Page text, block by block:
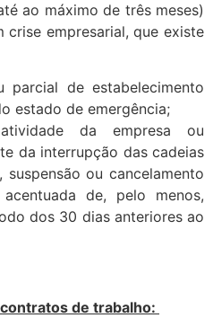
ao máximo de três meses)
​crise empresarial,​ que existe
de estabelecimento
estado de emergência;
da empresa ou
da interrupção das cadeias
ou cancelamento
de, pelo menos,
dos 30 dias anteriores ao
de trabalho: